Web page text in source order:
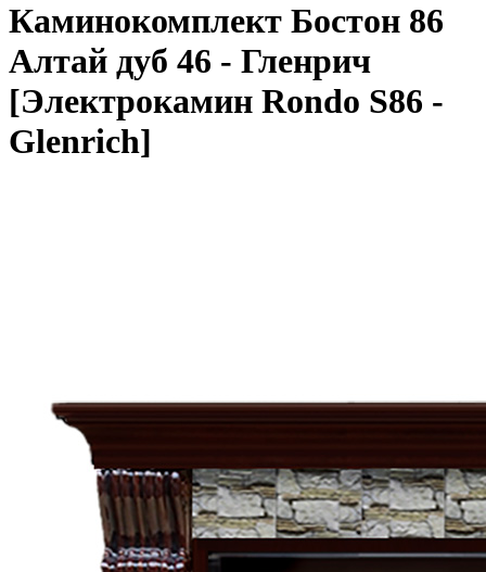
Каминокомплект Бостон 86
Алтай дуб 46 - Гленрич
[Электрокамин Rondo S86 -
Glenrich]